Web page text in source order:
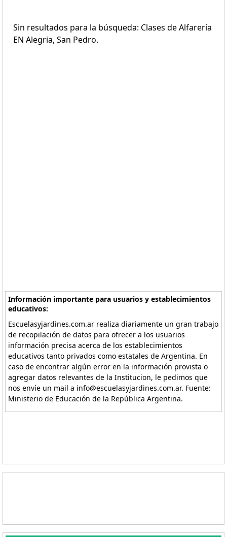
Sin resultados para la búsqueda: Clases de Alfarería
EN Alegria, San Pedro.
Información importante para usuarios y establecimientos
educativos:
Escuelasyjardines.com.ar realiza diariamente un gran trabajo
de recopilación de datos para ofrecer a los usuarios
información precisa acerca de los establecimientos
educativos tanto privados como estatales de Argentina. En
caso de encontrar algún error en la información provista o
agregar datos relevantes de la Institucion, le pedimos que
nos envíe un mail a info@escuelasyjardines.com.ar. Fuente:
Ministerio de Educación de la República Argentina.